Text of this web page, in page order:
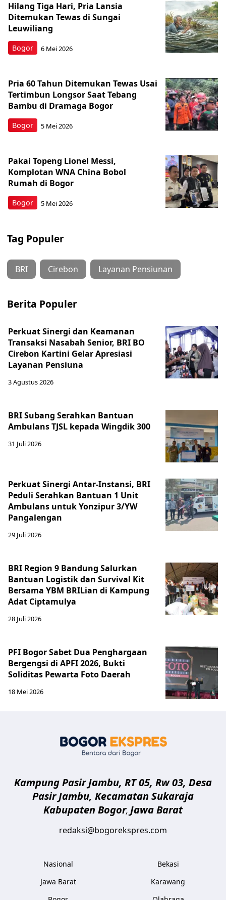
Bogor
Hilang Tiga Hari, Pria Lansia
Ditemukan Tewas di Sungai
Leuwiliang
6 Mei 2026
Bogor
Pria 60 Tahun Ditemukan Tewas Usai
Tertimbun Longsor Saat Tebang
Bambu di Dramaga Bogor
5 Mei 2026
Bogor
Pakai Topeng Lionel Messi,
Komplotan WNA China Bobol
Rumah di Bogor
5 Mei 2026
Tag Populer
BRI Cirebon Layanan Pensiunan
Berita Populer
Perkuat Sinergi dan Keamanan
Transaksi Nasabah Senior, BRI BO
Cirebon Kartini Gelar Apresiasi
Layanan Pensiuna
3 Agustus 2026
BRI Subang Serahkan Bantuan
Ambulans TJSL kepada Wingdik 300
31 Juli 2026
Perkuat Sinergi Antar-Instansi, BRI
Peduli Serahkan Bantuan 1 Unit
Ambulans untuk Yonzipur 3/YW
Pangalengan
29 Juli 2026
BRI Region 9 Bandung Salurkan
Bantuan Logistik dan Survival Kit
Bersama YBM BRILian di Kampung
Adat Ciptamulya
28 Juli 2026
PFI Bogor Sabet Dua Penghargaan
Bergengsi di APFI 2026, Bukti
Soliditas Pewarta Foto Daerah
18 Mei 2026
Kampung Pasir Jambu, RT 05, Rw 03, Desa
Pasir Jambu, Kecamatan Sukaraja
Kabupaten Bogor, Jawa Barat
redaksi@bogorekspres.com
Nasional
Jawa Barat
Bekasi
Karawang